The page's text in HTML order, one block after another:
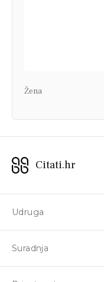
Žena
Citati.hr
Udruga
Suradnja